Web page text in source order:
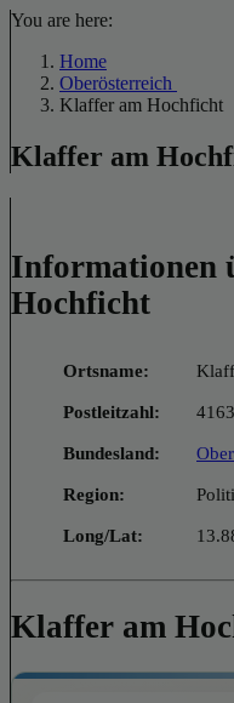
You are here:
Home
Oberösterreich
Klaffer am Hochficht
Klaffer am
Informationen
Hochficht
Ortsname:
Postleitzahl: 4163
Bundesland:
Region:
Long/Lat:
Klaffer am